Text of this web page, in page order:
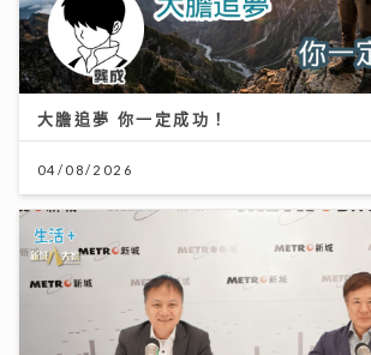
大膽追夢 你一定成功！
04/08/2026